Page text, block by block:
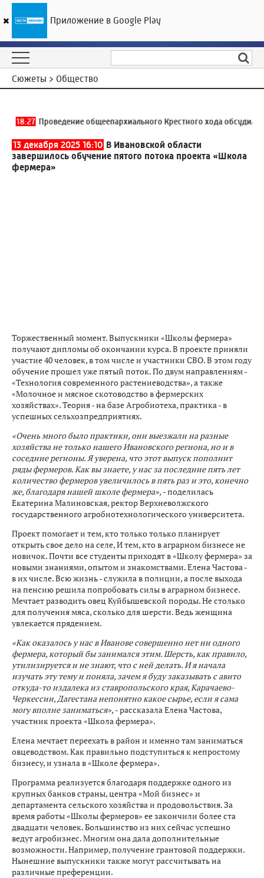
ГТРК «Ивтелерадио»
Сюжеты > Общество
18:27 Проведение общеепархиального Крестного хода обсудили в
13 декабря 2025 16:10 В Ивановской области
завершилось обучение пятого потока проекта «Школа
фермера»
Торжественный момент. Выпускники «Школы фермера»
получают дипломы об окончании курса. В проекте приняли
участие 40 человек, в том числе и участники СВО. В этом году
обучение прошел уже пятый поток. По двум направлениям -
«Технология современного растениеводства», а также
«Молочное и мясное скотоводство в фермерских
хозяйствах». Теория - на базе Агробиотеха, практика - в
успешных сельхозпредприятиях.
«Очень много было практики, они выезжали на разные
хозяйства не только нашего Ивановского региона, но и в
соседние регионы. Я уверена, что этот выпуск пополнит
ряды фермеров. Как вы знаете, у нас за последние пять лет
количество фермеров увеличилось в пять раз и это, конечно
же, благодаря нашей школе фермера», - поделилась
Екатерина Малиновская, ректор Верхневолжского
государственного агробиотехнологического университета.
Проект помогает и тем, кто только только планирует
открыть свое дело на селе, И тем, кто в аграрном бизнесе не
новичок. Почти все студенты приходят в «Школу фермера» за
новыми знаниями, опытом и знакомствами. Елена Частова -
в их числе. Всю жизнь - служила в полиции, а после выхода
на пенсию решила попробовать силы в аграрном бизнесе.
Мечтает разводить овец Куйбышевской породы. Не столько
для получения мяса, сколько для шерсти. Ведь женщина
увлекается прядением.
«Как оказалось у нас в Иванове совершенно нет ни одного
фермера, который бы занимался этим. Шерсть, как правило,
утилизируется и не знают, что с ней делать. И я начала
изучать эту тему и поняла, зачем я буду заказывать с авито
откуда-то издалека из ставропольского края, Карачаево-
Черкессии, Дагестана непонятно какое сырье, если я сама
могу вполне заниматься», - рассказала Елена Частова,
участник проекта «Школа фермера».
Елена мечтает переехать в район и именно там заниматься
овцеводством. Как правильно подступиться к непростому
бизнесу, и узнала в «Школе фермера».
Программа реализуется благодаря поддержке одного из
крупных банков страны, центра «Мой бизнес» и
департамента сельского хозяйства и продовольствия. За
время работы «Школы фермеров» ее закончили более ста
двадцати человек. Большинство из них сейчас успешно
ведут агробизнес. Многим она дала дополнительные
возможности. Например, получение грантовой поддержки.
Нынешние выпускники также могут рассчитывать на
различные преференции.
Приложение в Google Play